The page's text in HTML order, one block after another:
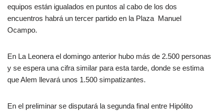
equipos están igualados en puntos al cabo de los dos
encuentros habrá un tercer partido en la Plaza Manuel
Ocampo.
En La Leonera el domingo anterior hubo más de 2.500 personas
y se espera una cifra similar para esta tarde, donde se estima
que Alem llevará unos 1.500 simpatizantes.
En el preliminar se disputará la segunda final entre Hipólito